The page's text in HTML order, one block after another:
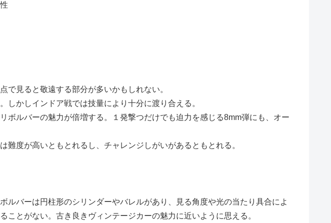
で見ると敬遠する部分が多いかもしれない。
かしインドア戦では技量により十分に渡り合える。
ルバーの魅力が倍増する。１発撃つだけでも迫力を感じる8mm弾にも、オー
度が高いともとれるし、チャレンジしがいがあるともとれる。
バーは円柱形のシリンダーやバレルがあり、見る角度や光の当たり具合によ
とがない。古き良きヴィンテージカーの魅力に近いように思える。